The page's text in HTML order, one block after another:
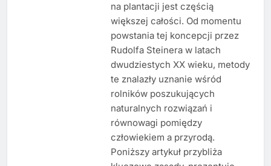
na plantacji jest częścią
większej całości. Od momentu
powstania tej koncepcji przez
Rudolfa Steinera w latach
dwudziestych XX wieku, metody
te znalazły uznanie wśród
rolników poszukujących
naturalnych rozwiązań i
równowagi pomiędzy
człowiekiem a przyrodą.
Poniższy artykuł przybliża